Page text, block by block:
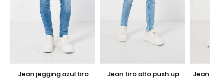
jean jegging azul tiro
jean tiro alto push up
jean push up negro con